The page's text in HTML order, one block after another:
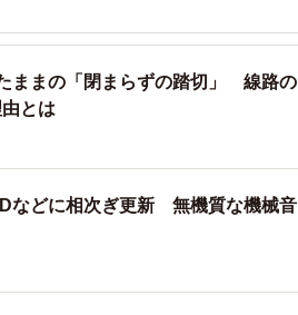
ままの「閉まらずの踏切」 線路の
とは
などに相次ぎ更新 無機質な機械音